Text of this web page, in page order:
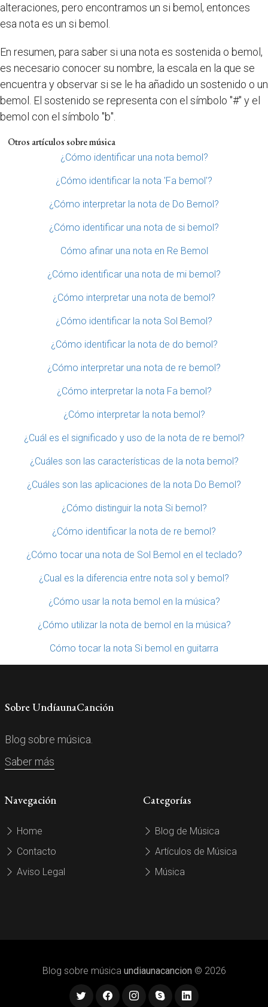
alteraciones, pero encontramos un si bemol, entonces
esa nota es un si bemol.
En resumen, para saber si una nota es sostenida o bemol,
es necesario conocer su nombre, la escala en la que se
encuentra y observar si se le ha añadido un sostenido o un
bemol. El sostenido se representa con el símbolo "#" y el
bemol con el símbolo "b".
Otros artículos sobre música
¿Cómo identificar una nota bemol?
¿Cómo identificar la nota 'Fa bemol'?
¿Cómo interpretar la nota de Do Bemol?
¿Cómo identificar una nota de si bemol?
Cómo afinar una nota en Re Bemol
¿Cómo identificar una nota de mi bemol?
¿Cómo interpretar una nota de bemol?
¿Cómo identificar la nota Sol Bemol?
¿Cómo identificar la nota de do bemol?
¿Cómo interpretar una nota de re bemol?
¿Cómo interpretar la nota Fa bemol?
¿Cómo interpretar la nota bemol?
¿Cuál es el significado y uso de la nota de re bemol?
¿Cuáles son las características de la nota bemol?
¿Cuáles son las aplicaciones de la nota Do Bemol?
¿Cómo distinguir la nota Si bemol?
¿Cómo identificar la nota de re bemol?
¿Cómo tocar una nota de Sol Bemol en el teclado?
¿Cual es la diferencia entre nota sol y bemol?
¿Cómo usar la nota bemol en la música?
¿Cómo utilizar la nota de bemol en la música?
Cómo tocar la nota Si bemol en guitarra
Sobre UndíaunaCanción
Blog sobre música.
Saber más
Navegación
Home
Contacto
Aviso Legal
Categorías
Blog de Música
Artículos de Música
Música
Blog sobre música undiaunacancion © 2026